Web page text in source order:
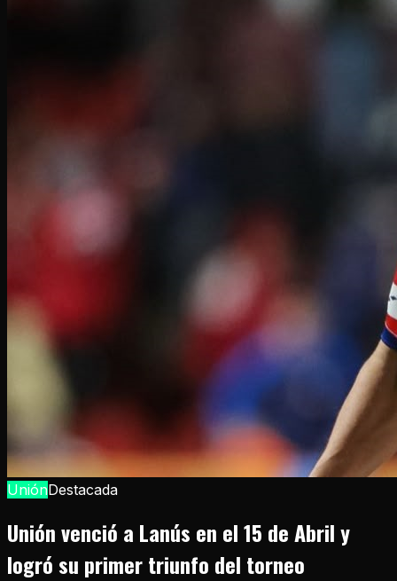
UniónDestacada
Unión venció a Lanús en el 15 de Abril y
logró su primer triunfo del torneo